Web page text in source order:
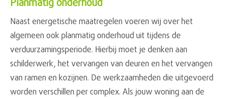
Planmatig onderhoud
Naast energetische maatregelen voeren wij over het
algemeen ook planmatig onderhoud uit tijdens de
verduurzamingsperiode. Hierbij moet je denken aan
schilderwerk, het vervangen van deuren en het vervangen
van ramen en kozijnen. De werkzaamheden die uitgevoerd
worden verschillen per complex. Als jouw woning aan de